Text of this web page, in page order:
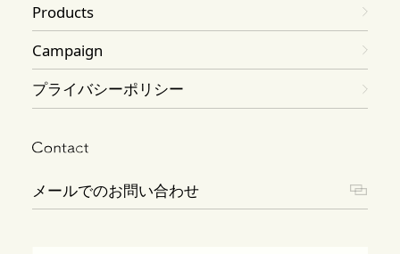
Products
Campaign
プライバシーポリシー
メールでのお問い合わせ